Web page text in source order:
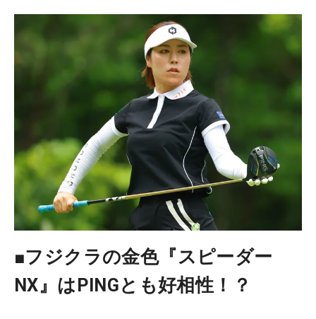
■フジクラの金色『スピーダー
NX』はPINGとも好相性！？